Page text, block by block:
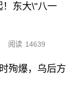
！东大\"八一
阅读 14639
殉爆，乌后方